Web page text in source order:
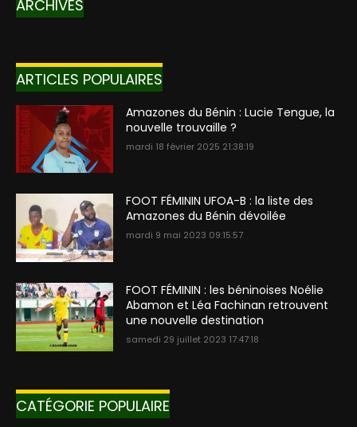
ARCHIVES
ARTICLES POPULAIRES
Amazones du Bénin : Lucie Tengue, la
nouvelle trouvaille ?
mardi 18 février 2025 21:38:19
FOOT FÉMININ UFOA-B : la liste des
Amazones du Bénin dévoilée
mardi 9 mai 2023 09:15:57
FOOT FÉMININ : les béninoises Noélie
Abamon et Léa Fachinan retrouvent
une nouvelle destination
samedi 29 juillet 2023 17:47:18
CATÉGORIE POPULAIRE